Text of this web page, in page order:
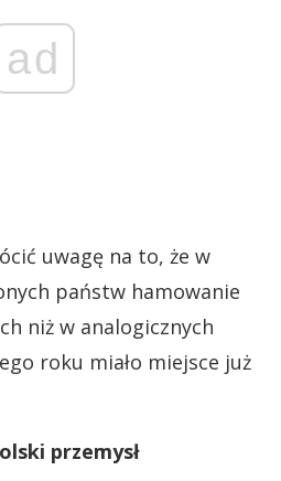
ad
uwagę na to, że w
państw hamowanie
niż w analogicznych
roku miało miejsce już
przemysł